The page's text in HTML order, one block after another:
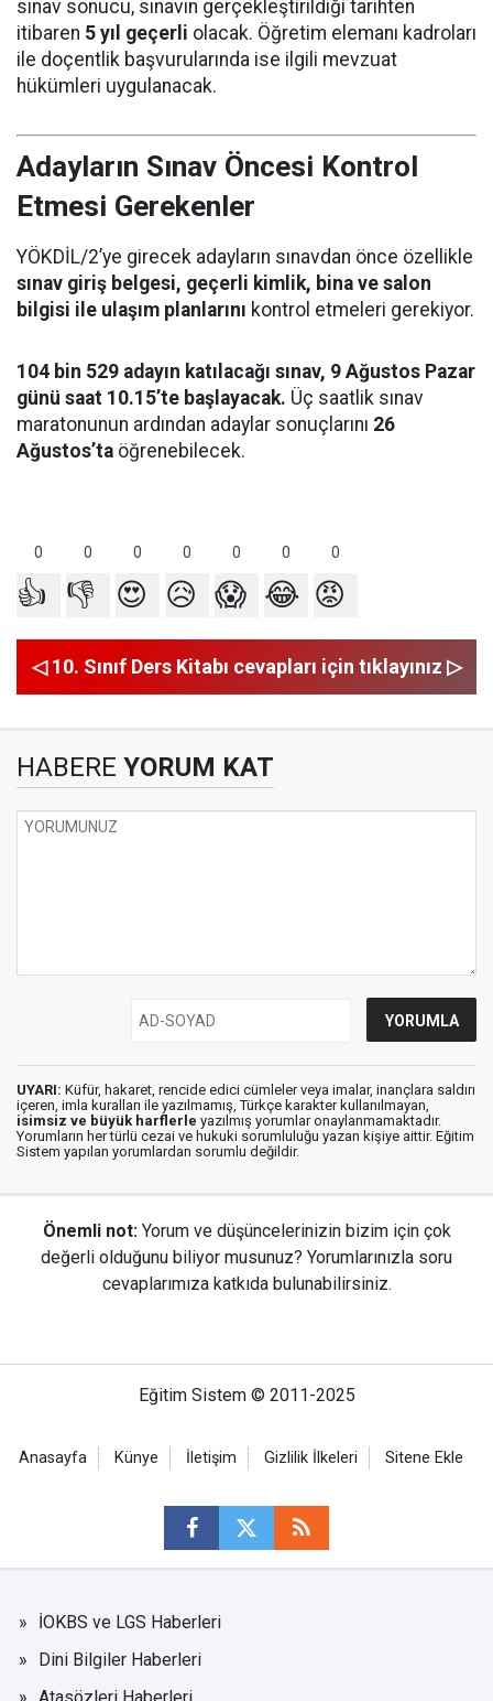
sınav sonucu, sınavın gerçekleştirildiği tarihten
itibaren 5 yıl geçerli olacak. Öğretim elemanı kadroları
ile doçentlik başvurularında ise ilgili mevzuat
hükümleri uygulanacak.
Adayların Sınav Öncesi Kontrol
Etmesi Gerekenler
YÖKDİL/2’ye girecek adayların sınavdan önce özellikle
sınav giriş belgesi, geçerli kimlik, bina ve salon
bilgisi ile ulaşım planlarını kontrol etmeleri gerekiyor.
104 bin 529 adayın katılacağı sınav, 9 Ağustos Pazar
günü saat 10.15’te başlayacak. Üç saatlik sınav
maratonunun ardından adaylar sonuçlarını 26
Ağustos’ta öğrenebilecek.
0 0 0 0 0 0 0
👍 👎 😍 😥 😱 😂 😡
◁ 10. Sınıf Ders Kitabı cevapları için tıklayınız ▷
HABERE YORUM KAT
UYARI: Küfür, hakaret, rencide edici cümleler veya imalar, inançlara saldırı
içeren, imla kuralları ile yazılmamış, Türkçe karakter kullanılmayan,
isimsiz ve büyük harflerle yazılmış yorumlar onaylanmamaktadır.
Yorumların her türlü cezai ve hukuki sorumluluğu yazan kişiye aittir. Eğitim
Sistem yapılan yorumlardan sorumlu değildir.
Önemli not: Yorum ve düşüncelerinizin bizim için çok
değerli olduğunu biliyor musunuz? Yorumlarınızla soru
cevaplarımıza katkıda bulunabilirsiniz.
Eğitim Sistem © 2011-2025
Anasayfa Künye İletişim Gizlilik İlkeleri Sitene Ekle
İOKBS ve LGS Haberleri
Dini Bilgiler Haberleri
Atasözleri Haberleri